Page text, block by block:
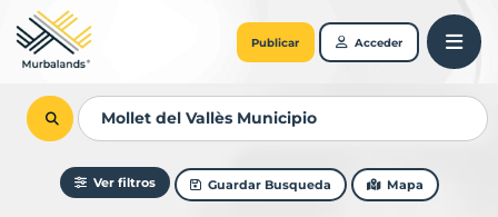
Publicar Acceder
Ver filtros Guardar Busqueda Mapa